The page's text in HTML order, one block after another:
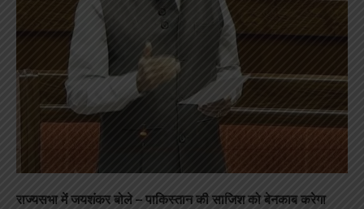
राज्यसभा में जयशंकर बोले – पाकिस्तान की साजिश को बेनकाब करेगा